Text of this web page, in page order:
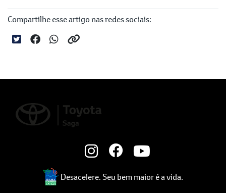
Compartilhe esse artigo nas redes sociais:
Desacelere. Seu bem maior é a vida.